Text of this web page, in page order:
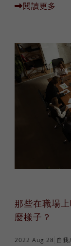
閱讀更多
那些在職場
麼樣子？
2022 Aug 28 自我